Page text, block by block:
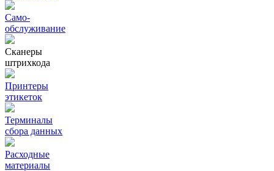
Само-
обслуживание
Сканеры
штрихкода
Принтеры
этикеток
Терминалы
сбора данных
Расходные
материалы